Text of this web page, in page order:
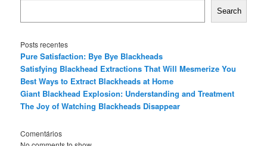
Search
Posts recentes
Pure Satisfaction: Bye Bye Blackheads
Satisfying Blackhead Extractions That Will Mesmerize You
Best Ways to Extract Blackheads at Home
Giant Blackhead Explosion: Understanding and Treatment
The Joy of Watching Blackheads Disappear
Comentários